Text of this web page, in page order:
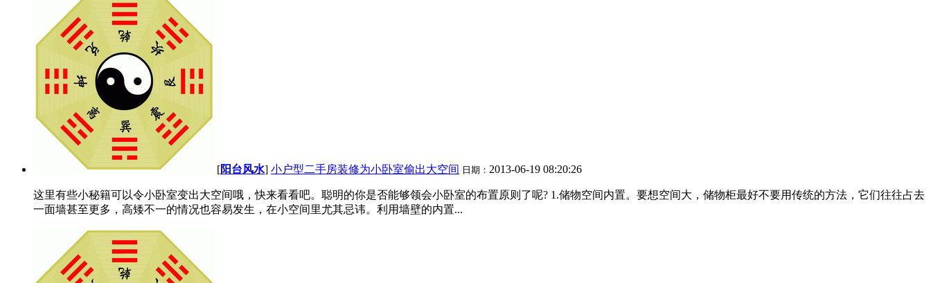
[阳台风水] 小户型二手房装修为小卧室偷出大空间 日期： 2013-06-19 08:20:26
这里有些小秘籍可以令小卧室变出大空间哦，快来看看吧。聪明的你是否能够领会小卧室的布置原则了呢? 1.储物空间内置。要想空间大，储物柜最好不要用传统的方法，它们往往占去
一面墙甚至更多，高矮不一的情况也容易发生，在小空间里尤其忌讳。利用墙壁的内置...